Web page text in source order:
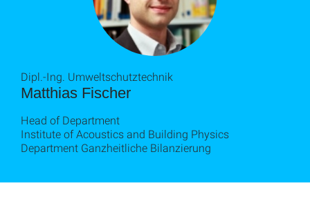
Matthias Fischer
Dipl.-Ing. Umweltschutztechnik
Head of Department
Institute of Acoustics and Building Physics
Department Ganzheitliche Bilanzierung